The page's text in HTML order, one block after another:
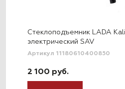
Стеклоподъемник LADA
электрический SAV
Артикул 11180610400850
2 100 руб.